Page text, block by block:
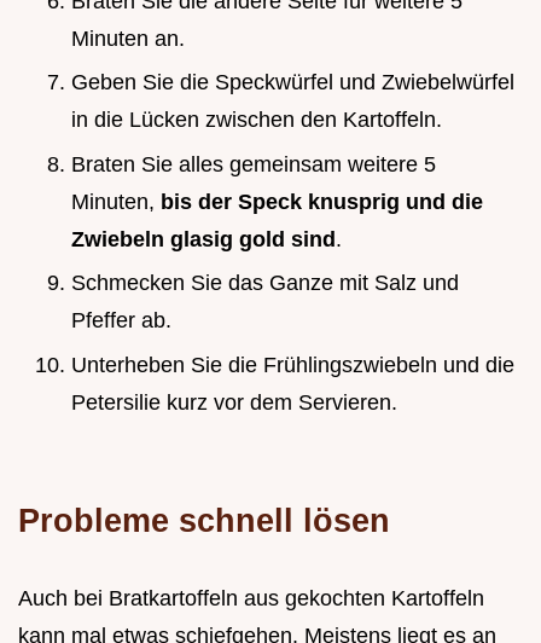
Minuten an.
Geben Sie die Speckwürfel und Zwiebelwürfel
in die Lücken zwischen den Kartoffeln.
Braten Sie alles gemeinsam weitere 5
Minuten, bis der Speck knusprig und die
Zwiebeln glasig gold sind.
Schmecken Sie das Ganze mit Salz und
Pfeffer ab.
Unterheben Sie die Frühlingszwiebeln und die
Petersilie kurz vor dem Servieren.
Probleme schnell lösen
Auch bei Bratkartoffeln aus gekochten Kartoffeln
kann mal etwas schiefgehen. Meistens liegt es an